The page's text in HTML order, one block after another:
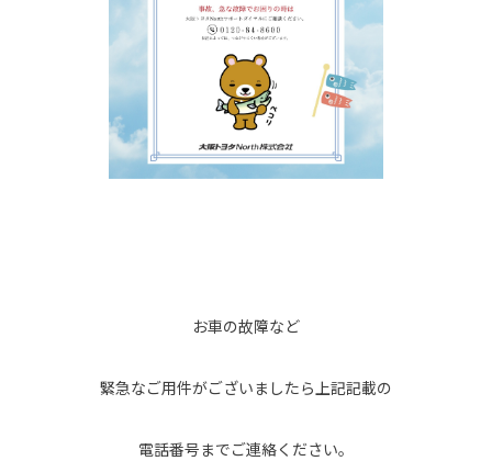
お車の故障など
緊急なご用件がございましたら上記記載の
電話番号までご連絡ください。